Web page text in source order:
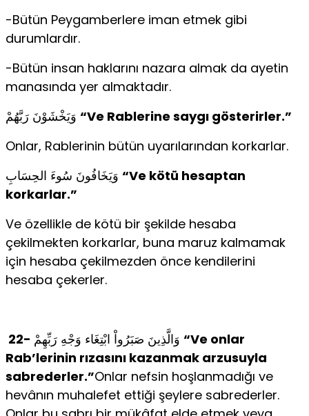
-Bütün Peygamberlere iman etmek gibi
durumlardır.
-Bütün insan haklarını nazara almak da ayetin
manasında yer almaktadır.
“Ve Rablerine saygı gösterirler.”
Onlar, Rablerinin bütün uyarılarından korkarlar.
“Ve kötü hesaptan
korkarlar.”
Ve özellikle de kötü bir şekilde hesaba
çekilmekten korkarlar, buna maruz kalmamak
için hesaba çekilmezden önce kendilerini
hesaba çekerler.
22-
“Ve onlar
Rab’lerinin rızasını kazanmak arzusuyla
sabrederler.”Onlar nefsin hoşlanmadığı ve
hevânın muhalefet ettiği şeylere sabrederler.